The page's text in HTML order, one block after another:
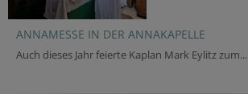
ANNAMESSE IN DER ANNAKAPELLE
Auch dieses Jahr feierte Kaplan Mark Eylitz zum...